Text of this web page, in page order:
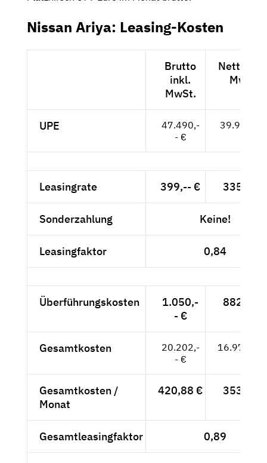
Nissan Ariya: Leasing-Kosten
Brutto
inkl.
MwSt.
Netto
MwSt.
UPE
47.490,-
- €
39.908,--
Leasingrate 399,-- € 335,29 €
Sonderzahlung Keine!
Leasingfaktor 0,84
Überführungskosten
1.050,-
- €
882,35 €
Gesamtkosten
20.202,-
- €
16.976,47
Gesamtkosten /
Monat
420,88 € 353,68 €
Gesamtleasingfaktor 0,89